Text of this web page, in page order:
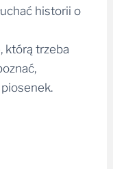
historii o
którą trzeba